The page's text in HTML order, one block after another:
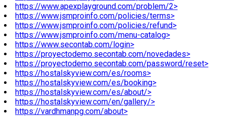
https://www.apexplayground.com/problem/2>
https://www.jsmproinfo.com/policies/terms>
https://www.jsmproinfo.com/policies/refund>
https://www.jsmproinfo.com/menu-catalog>
https://www.secontab.com/login>
https://proyectodemo.secontab.com/novedades>
https://proyectodemo.secontab.com/password/reset>
https://hostalskyview.com/es/rooms>
https://hostalskyview.com/es/booking>
https://hostalskyview.com/es/about/>
https://hostalskyview.com/en/gallery/>
https://vardhmanpg.com/about>